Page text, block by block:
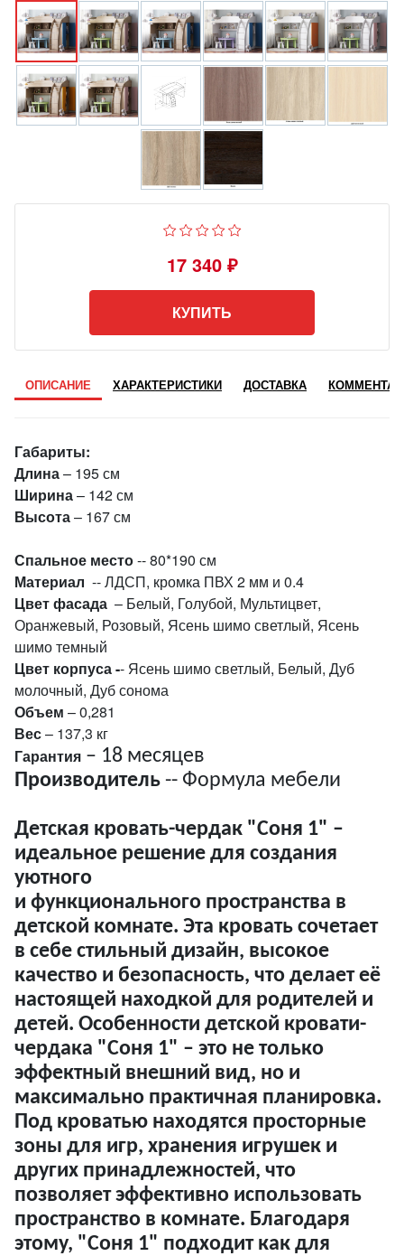
17 340 ₽
КУПИТЬ
ОПИСАНИЕ ХАРАКТЕРИСТИКИ ДОСТАВКА
Габариты:
Длина– 195 см
Ширина– 142 см
Высота– 167 см
Спальное место-- 80*190 см
Материал -- ЛДСП, кромка ПВХ 2 мм и 0.4
Цвет фасада – Белый, Голубой, Мультицвет,
Оранжевый, Розовый, Ясень шимо светлый, Ясень
шимо темный
Цвет корпуса-- Ясень шимо светлый, Белый, Дуб
молочный, Дуб сонома
Объем – 0,281
Вес– 137,3 кг
Гарантия – 18 месяцев
Производитель -- Формула мебели
Детская кровать-чердак "Соня 1" –
идеальное решение для создания
уютного
и функционального пространства в
детской комнате. Эта кровать сочетает
в себе стильный дизайн, высокое
качество и безопасность, что делает её
настоящей находкой для родителей и
детей. Особенности детской кровати-
чердака "Соня 1" – это не только
эффектный внешний вид, но и
максимально практичная планировка.
Под кроватью находятся просторные
зоны для игр, хранения игрушек и
других принадлежностей, что
позволяет эффективно использовать
пространство в комнате. Благодаря
этому, "Соня 1" подходит как для